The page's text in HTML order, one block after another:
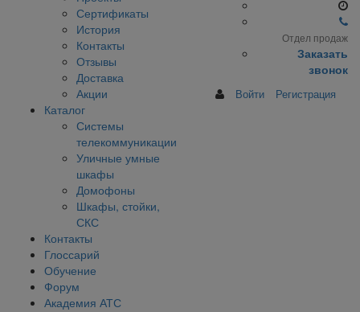
Сертификаты
История
Контакты
Отзывы
Доставка
Акции
Каталог
Системы
телекоммуникации
Уличные умные
шкафы
Домофоны
Шкафы, стойки,
СКС
Контакты
Глоссарий
Обучение
Форум
Академия АТС
Отдел продаж
Заказать
звонок
Войти Регистрация